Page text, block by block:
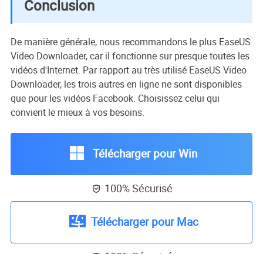
Conclusion
De manière générale, nous recommandons le plus EaseUS
Video Downloader, car il fonctionne sur presque toutes les
vidéos d'Internet. Par rapport au très utilisé EaseUS Video
Downloader, les trois autres en ligne ne sont disponibles
que pour les vidéos Facebook. Choisissez celui qui
convient le mieux à vos besoins.
Télécharger pour Win
 100% Sécurisé
Télécharger pour Mac